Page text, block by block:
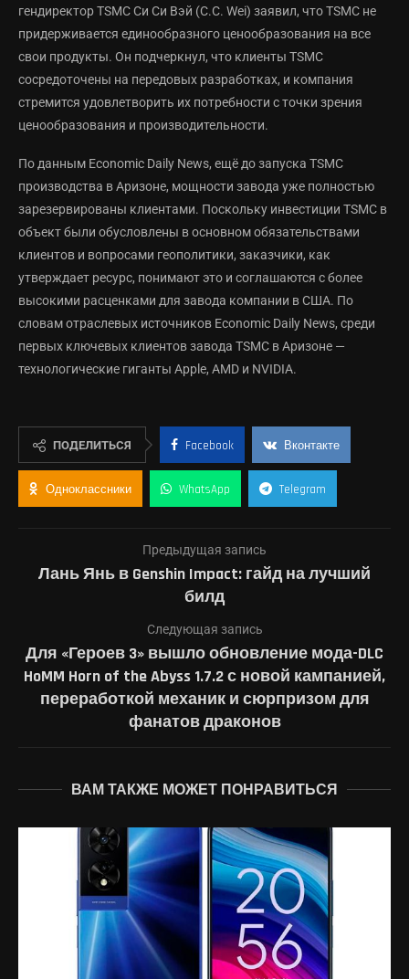
гендиректор TSMC Си Си Вэй (C.C. Wei) заявил, что TSMC не
придерживается единообразного ценообразования на все
свои продукты. Он подчеркнул, что клиенты TSMC
сосредоточены на передовых разработках, и компания
стремится удовлетворить их потребности с точки зрения
ценообразования и производительности.
По данным Economic Daily News, ещё до запуска TSMC
производства в Аризоне, мощности завода уже полностью
зарезервированы клиентами. Поскольку инвестиции TSMC в
объект были обусловлены в основном обязательствами
клиентов и вопросами геополитики, заказчики, как
утверждает ресурс, понимают это и соглашаются с более
высокими расценками для завода компании в США. По
словам отраслевых источников Economic Daily News, среди
первых ключевых клиентов завода TSMC в Аризоне —
технологические гиганты Apple, AMD и NVIDIA.
ПОДЕЛИТЬСЯ Facebook Вконтакте
Одноклассники WhatsApp Telegram
Предыдущая запись
Лань Янь в Genshin Impact: гайд на лучший
билд
Следующая запись
Для «Героев 3» вышло обновление мода-DLC
HoMM Horn of the Abyss 1.7.2 с новой кампанией,
переработкой механик и сюрпризом для
фанатов драконов
ВАМ ТАКЖЕ МОЖЕТ ПОНРАВИТЬСЯ